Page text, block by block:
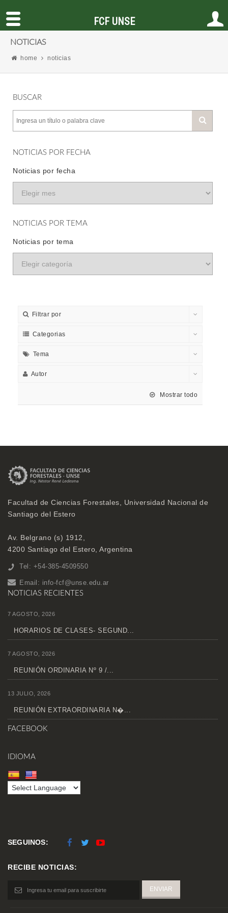
NOTICIAS
home noticias
BUSCAR
NOTICIAS POR FECHA
Noticias por fecha
NOTICIAS POR TEMA
Noticias por tema
Filtrar por
Categorias
Tema
Autor
Mostrar todo
Facultad de Ciencias Forestales, Universidad Nacional de
Santiago del Estero
Av. Belgrano (s) 1912,
4200 Santiago del Estero, Argentina
Tel: +54-385-4509550
Email: info-fcf@unse.edu.ar
NOTICIAS RECIENTES
7 AGOSTO, 2026
HORARIOS DE CLASES- SEGUND...
7 AGOSTO, 2026
REUNIÓN ORDINARIA Nº 9 /...
13 JULIO, 2026
REUNIÓN EXTRAORDINARIA N�...
FACEBOOK
IDIOMA
SEGUINOS:
RECIBE NOTICIAS:
FCF UNSE